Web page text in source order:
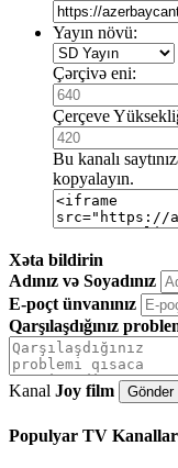
Yayın növü:
Çərçivə eni:
Çerçeve
Bu kanalı
kopyalayın.
Xəta bildirin
Adınız və Soyadınız
E-poçt ünvanınız
Qarşılaşdığınız
Kanal Joy film
Populyar TV